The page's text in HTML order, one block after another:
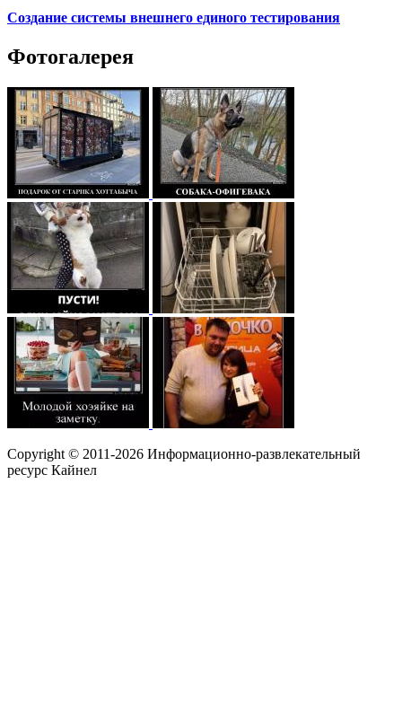
Создание системы внешнего единого тестирования
Фотогалерея
Copyright © 2011-2026 Информационно-развлекательный
ресурс Кайнел